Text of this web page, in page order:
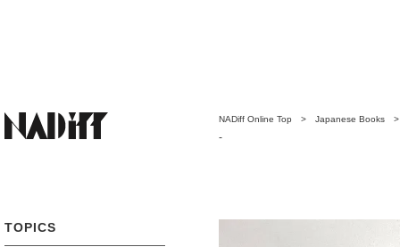
TOPICS
NADiff Online Top > Japanese Books
-